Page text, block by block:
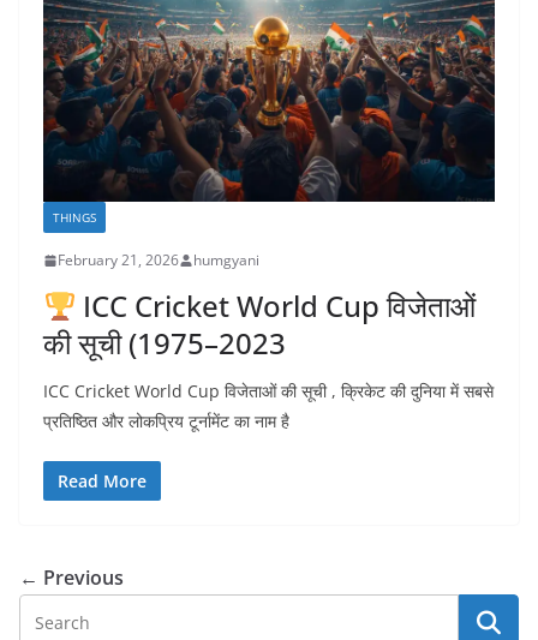
THINGS
February 21, 2026 humgyani
ICC Cricket World Cup विजेताओं
की सूची (1975–2023
ICC Cricket World Cup विजेताओं की सूची , क्रिकेट की दुनिया में सबसे
प्रतिष्ठित और लोकप्रिय टूर्नामेंट का नाम है
Read More
← Previous